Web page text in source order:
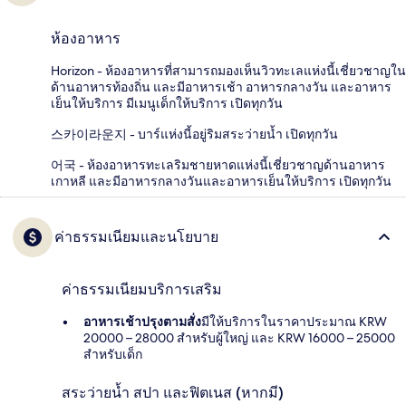
ห้องอาหาร
Horizon - ห้องอาหารที่สามารถมองเห็นวิวทะเลแห่งนี้เชี่ยวชาญใน
ด้านอาหารท้องถิ่น และมีอาหารเช้า อาหารกลางวัน และอาหาร
เย็นให้บริการ มีเมนูเด็กให้บริการ เปิดทุกวัน
스카이라운지 - บาร์แห่งนี้อยู่ริมสระว่ายน้ำ เปิดทุกวัน
어국 - ห้องอาหารทะเลริมชายหาดแห่งนี้เชี่ยวชาญด้านอาหาร
เกาหลี และมีอาหารกลางวันและอาหารเย็นให้บริการ เปิดทุกวัน
ค่าธรรมเนียมและนโยบาย
ค่าธรรมเนียมบริการเสริม
อาหารเช้าปรุงตามสั่งมีให้บริการในราคาประมาณ KRW
20000 – 28000 สำหรับผู้ใหญ่ และ KRW 16000 – 25000
สำหรับเด็ก
สระว่ายน้ำ สปา และฟิตเนส (หากมี)